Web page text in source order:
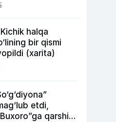
halqa
bir qismi
(xarita)
etdi,
qarshi